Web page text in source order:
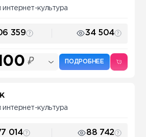
интернет-культура
359 34 504
₽ ПОДРОБНЕЕ
интернет-культура
014 88 742